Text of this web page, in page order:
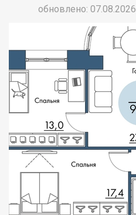
обновлено: 07.08.2026